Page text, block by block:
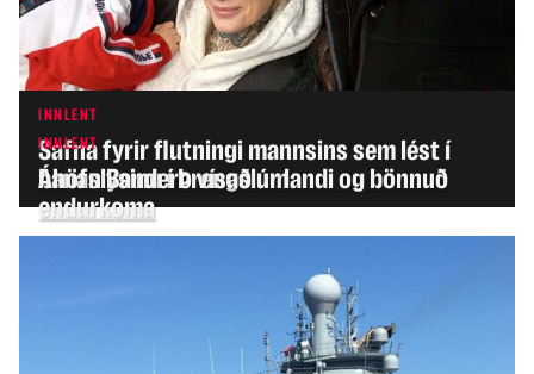
INNLENT
Safna fyrir flutningi mannsins sem lést í
banaslysinu í Þrengslum
INNLENT
Áhöfn Bandero vísað úr landi og bönnuð
endurkoma